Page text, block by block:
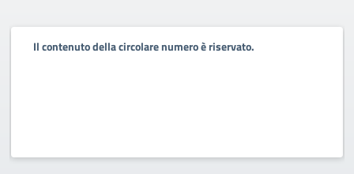
Il contenuto della circolare numero è riservato.